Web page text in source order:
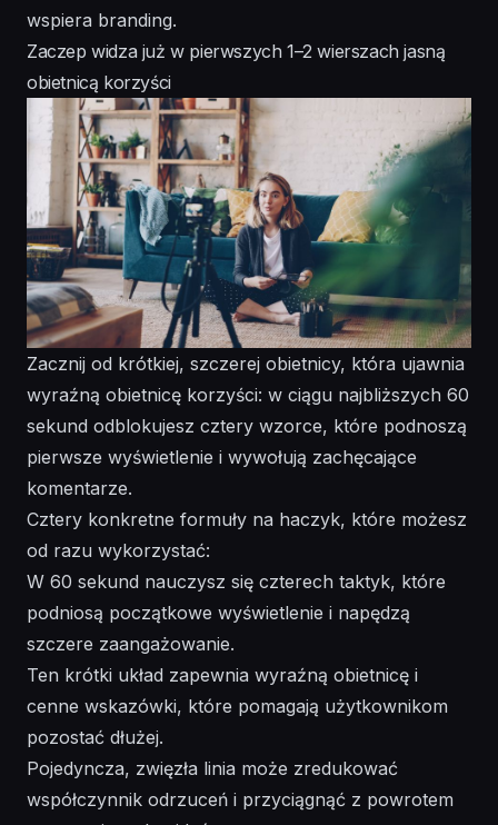
wspiera branding.
Zaczep widza już w pierwszych 1–2 wierszach jasną
obietnicą korzyści
Zacznij od krótkiej, szczerej obietnicy, która ujawnia
wyraźną obietnicę korzyści: w ciągu najbliższych 60
sekund odblokujesz cztery wzorce, które podnoszą
pierwsze wyświetlenie i wywołują zachęcające
komentarze.
Cztery konkretne formuły na haczyk, które możesz
od razu wykorzystać:
W 60 sekund nauczysz się czterech taktyk, które
podniosą początkowe wyświetlenie i napędzą
szczere zaangażowanie.
Ten krótki układ zapewnia wyraźną obietnicę i
cenne wskazówki, które pomagają użytkownikom
pozostać dłużej.
Pojedyncza, zwięzła linia może zredukować
współczynnik odrzuceń i przyciągnąć z powrotem